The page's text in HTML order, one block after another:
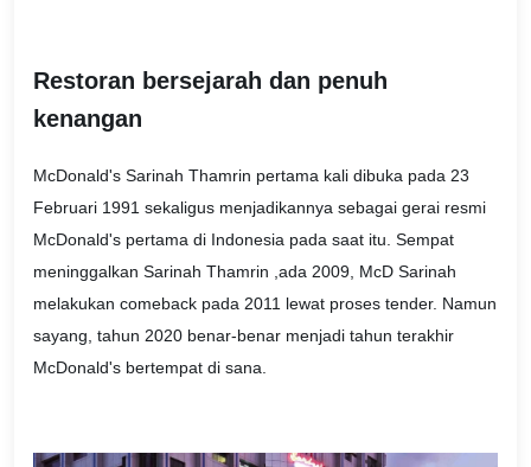
Restoran bersejarah dan penuh
kenangan
McDonald's Sarinah Thamrin pertama kali dibuka pada 23
Februari 1991 sekaligus menjadikannya sebagai gerai resmi
McDonald's pertama di Indonesia pada saat itu. Sempat
meninggalkan Sarinah Thamrin ,ada 2009, McD Sarinah
melakukan comeback pada 2011 lewat proses tender. Namun
sayang, tahun 2020 benar-benar menjadi tahun terakhir
McDonald's bertempat di sana.